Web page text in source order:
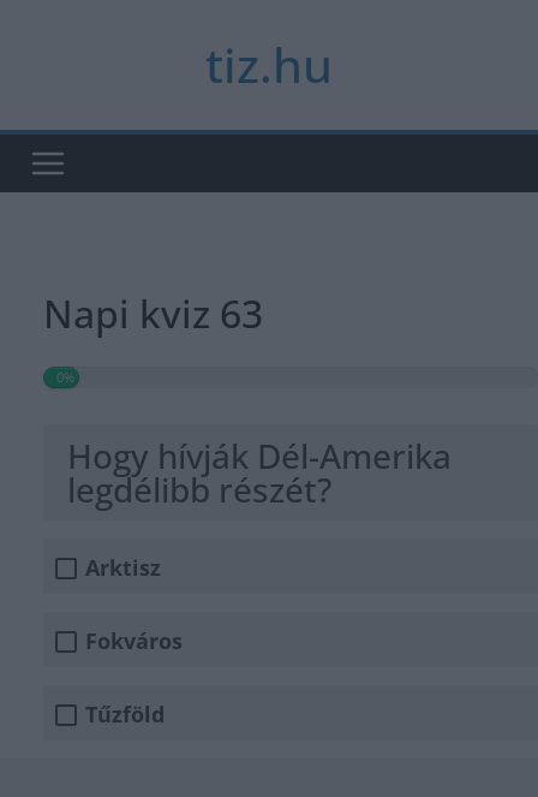
tiz.hu
Napi kviz 63
0%
Hogy hívják Dél-Amerika
legdélibb részét?
Arktisz
Fokváros
Tűzföld